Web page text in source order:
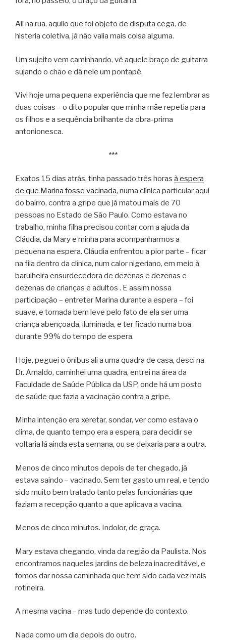
Ali na rua, aquilo que foi objeto de disputa cega, de
histeria coletiva, já não valia mais coisa alguma.
Um sujeito vem caminhando, vê aquele braço de guitarra
sujando o chão e dá nele um pontapé.
Vivi hoje uma pequena experiência que me fez lembrar as
duas coisas – o dito popular que minha mãe repetia para
os filhos e a sequência brilhante da obra-prima
antonionesca.
***
Exatos 15 dias atrás, tinha passado três horas à espera
de que Marina fosse vacinada, numa clínica particular aqui
do bairro, contra a gripe que já matou mais de 70
pessoas no Estado de São Paulo. Como estava no
trabalho, minha filha precisou contar com a ajuda da
Cláudia, da Mary e minha para acompanharmos a
pequena na espera. Cláudia enfrentou a pior parte – ficar
na fila dentro da clínica, num calor nigeriano, em meio à
barulheira ensurdecedora de dezenas e dezenas e
dezenas de crianças e adultos . E assim nossa
participação – entreter Marina durante a espera – foi
suave, e tornada bem leve pelo fato de ela ser uma
criança abençoada, iluminada, e ter ficado numa boa
durante 99% do tempo de espera.
Hoje, peguei o ônibus ali a uma quadra de casa, desci na
Dr. Arnaldo, caminhei uma quadra, entrei na área da
Faculdade de Saúde Pública da USP, onde há um posto
de saúde que fazia a vacinação contra a gripe.
Minha intenção era xeretar, sondar, ver como estava o
clima, de quanto tempo era a espera, para decidir se
voltaria lá ainda esta semana, ou se deixaria para a outra.
Menos de cinco minutos depois de ter chegado, já
estava saindo – vacinado. Sem ter gasto um real, e tendo
sido muito bem tratado tanto pelas funcionárias que
faziam a recepção quanto a que aplicava a vacina.
Menos de cinco minutos. Indolor, de graça.
Mary estava chegando, vinda da região da Paulista. Nos
encontramos naqueles jardins de beleza inacreditável, e
fomos dar nossa caminhada que tem sido cada vez mais
rotineira.
A mesma vacina – mas tudo depende do contexto.
Nada como um dia depois do outro.